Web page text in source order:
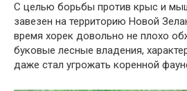
С целью борьбы против крыс и
завезен на территорию Новой
время хорек довольно не плохо
буковые лесные владения,
даже стал угрожать коренной